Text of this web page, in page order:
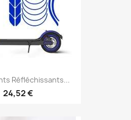
Réfléchissants...
24,52 €